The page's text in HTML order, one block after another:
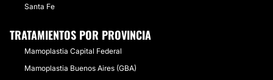
Santa Fe
TRATAMIENTOS POR PROVINCIA
Mamoplastia Capital Federal
Mamoplastia Buenos Aires (GBA)